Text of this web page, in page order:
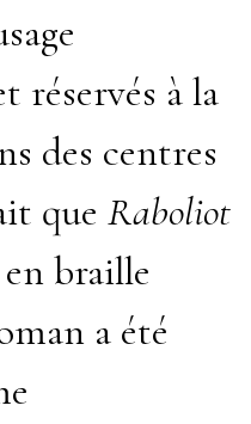
à la
des centres
queRaboliot
braille
a été